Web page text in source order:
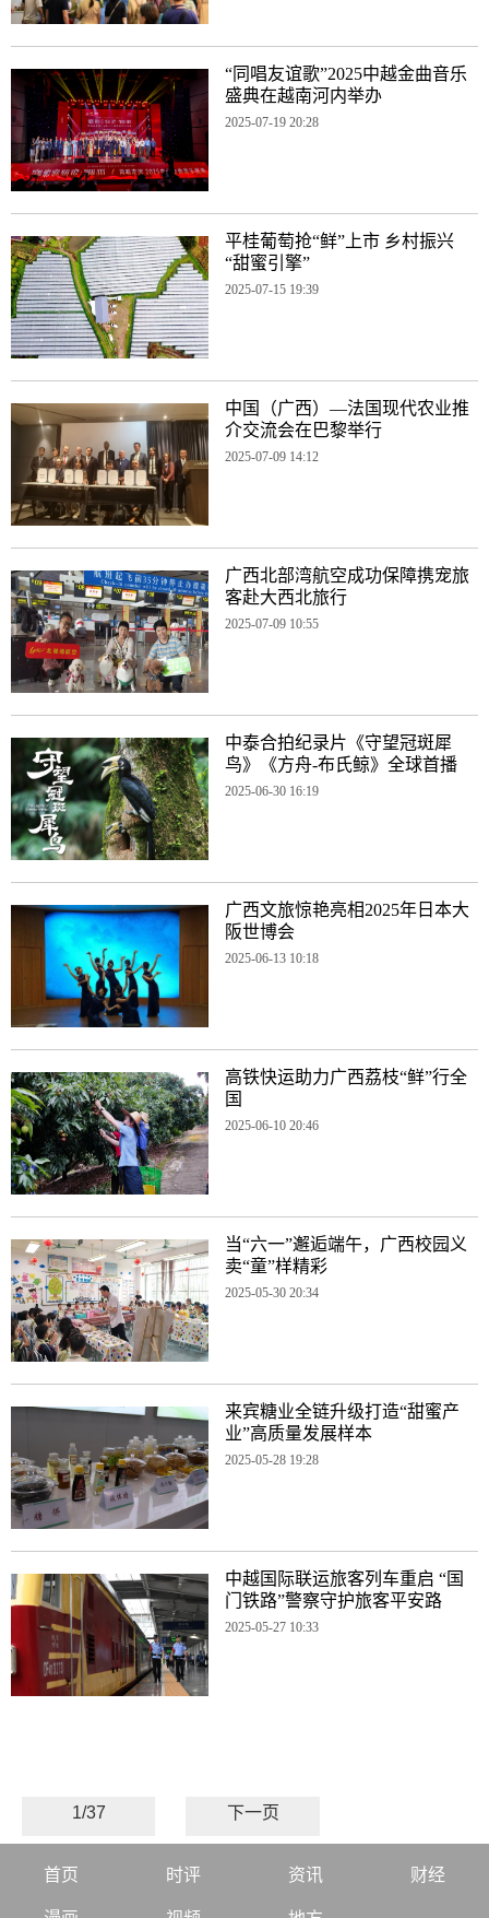
“同唱友谊歌”2025中越金曲音乐
盛典在越南河内举办
2025-07-19 20:28
平桂葡萄抢“鲜”上市 乡村振兴
“甜蜜引擎”
2025-07-15 19:39
中国（广西）—法国现代农业推
介交流会在巴黎举行
2025-07-09 14:12
广西北部湾航空成功保障携宠旅
客赴大西北旅行
2025-07-09 10:55
中泰合拍纪录片《守望冠斑犀
鸟》《方舟-布氏鲸》全球首播
2025-06-30 16:19
广西文旅惊艳亮相2025年日本大
阪世博会
2025-06-13 10:18
高铁快运助力广西荔枝“鲜”行全
国
2025-06-10 20:46
当“六一”邂逅端午，广西校园义
卖“童”样精彩
2025-05-30 20:34
来宾糖业全链升级打造“甜蜜产
业”高质量发展样本
2025-05-28 19:28
中越国际联运旅客列车重启 “国
门铁路”警察守护旅客平安路
2025-05-27 10:33
1/37 下一页
首页 时评 资讯 财经